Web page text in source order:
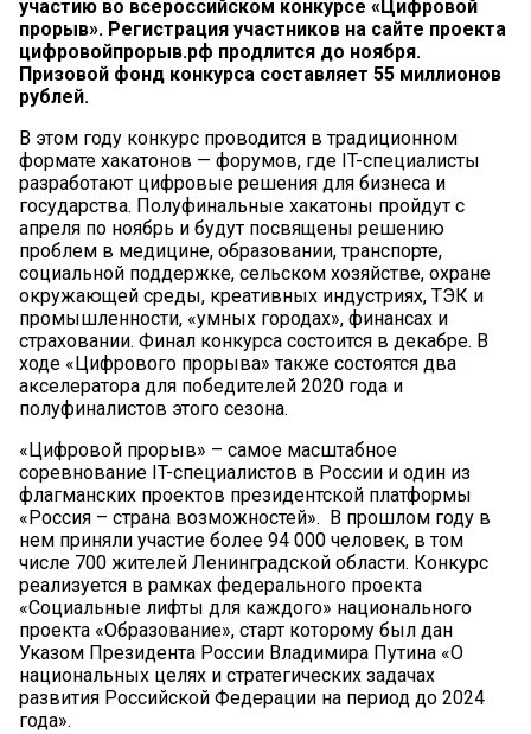
участию во всероссийском конкурсе «Цифровой
прорыв». Регистрация участников на сайте проекта
цифровойпрорыв.рф продлится до ноября.
Призовой фонд конкурса составляет 55 миллионов
рублей.
В этом году конкурс проводится в традиционном
формате хакатонов — форумов, где IT-специалисты
разработают цифровые решения для бизнеса и
государства. Полуфинальные хакатоны пройдут с
апреля по ноябрь и будут посвящены решению
проблем в медицине, образовании, транспорте,
социальной поддержке, сельском хозяйстве, охране
окружающей среды, креативных индустриях, ТЭК и
промышленности, «умных городах», финансах и
страховании. Финал конкурса состоится в декабре. В
ходе «Цифрового прорыва» также состоятся два
акселератора для победителей 2020 года и
полуфиналистов этого сезона.
«Цифровой прорыв» – самое масштабное
соревнование IT-специалистов в России и один из
флагманских проектов президентской платформы
«Россия – страна возможностей». В прошлом году в
нем приняли участие более 94 000 человек, в том
числе 700 жителей Ленинградской области. Конкурс
реализуется в рамках федерального проекта
«Социальные лифты для каждого» национального
проекта «Образование», старт которому был дан
Указом Президента России Владимира Путина «О
национальных целях и стратегических задачах
развития Российской Федерации на период до 2024
года».